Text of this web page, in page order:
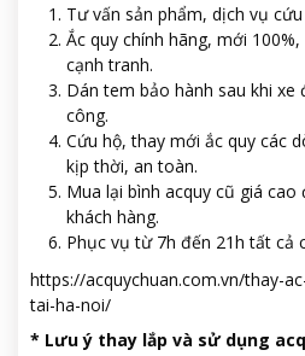
Tư vấn sản phẩm, dịch vụ
Ắc quy chính hãng, mới
cạnh tranh.
Dán tem bảo hành sau khi xe
công.
Cứu hộ, thay mới ắc quy các
kịp thời, an toàn.
Mua lại bình acquy cũ giá
khách hàng.
Phục vụ từ 7h đến 21h tất cả
https://acquychuan.com.vn/thay-
tai-ha-noi/
* Lưu ý thay lắp và sử dụng